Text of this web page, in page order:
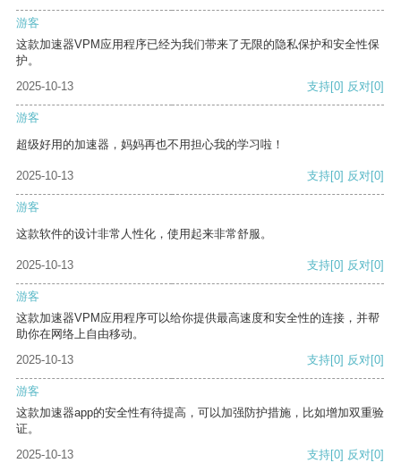
游客
这款加速器VPM应用程序已经为我们带来了无限的隐私保护和安全性保
护。
2025-10-13
支持[0] 反对[0]
游客
超级好用的加速器，妈妈再也不用担心我的学习啦！
2025-10-13 支持[0] 反对[0]
游客
这款软件的设计非常人性化，使用起来非常舒服。
2025-10-13 支持[0] 反对[0]
游客
这款加速器VPM应用程序可以给你提供最高速度和安全性的连接，并帮
助你在网络上自由移动。
2025-10-13
支持[0] 反对[0]
游客
这款加速器app的安全性有待提高，可以加强防护措施，比如增加双重验
证。
2025-10-13
支持[0] 反对[0]